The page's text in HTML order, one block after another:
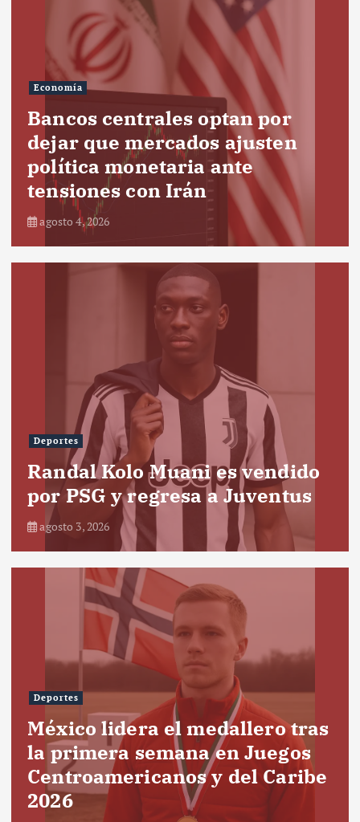
Economía
Bancos centrales optan por
dejar que mercados ajusten
política monetaria ante
tensiones con Irán
agosto 4, 2026
Deportes
Randal Kolo Muani es vendido
por PSG y regresa a Juventus
agosto 3, 2026
Deportes
México lidera el medallero tras
la primera semana en Juegos
Centroamericanos y del Caribe
2026